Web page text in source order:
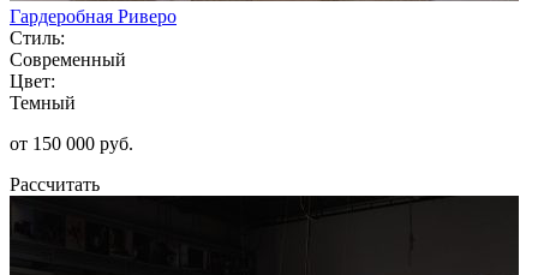
Гардеробная Риверо
Стиль:
Современный
Цвет:
Темный
от 150 000 руб.
Рассчитать